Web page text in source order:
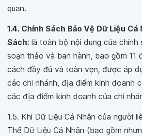
quan.
1.4. Chính Sách Bảo Vệ Dữ Liệu Cá
Sách: là toàn bộ nội dung của chính
soạn thảo và ban hành, bao gồm 11
cách đầy đủ và toàn vẹn, được áp
các chi nhánh, địa điểm kinh doanh
các địa điểm kinh doanh của chi
1.5. Khi Dữ Liệu Cá Nhân của người
Thể Dữ Liệu Cá Nhân (bao gồm